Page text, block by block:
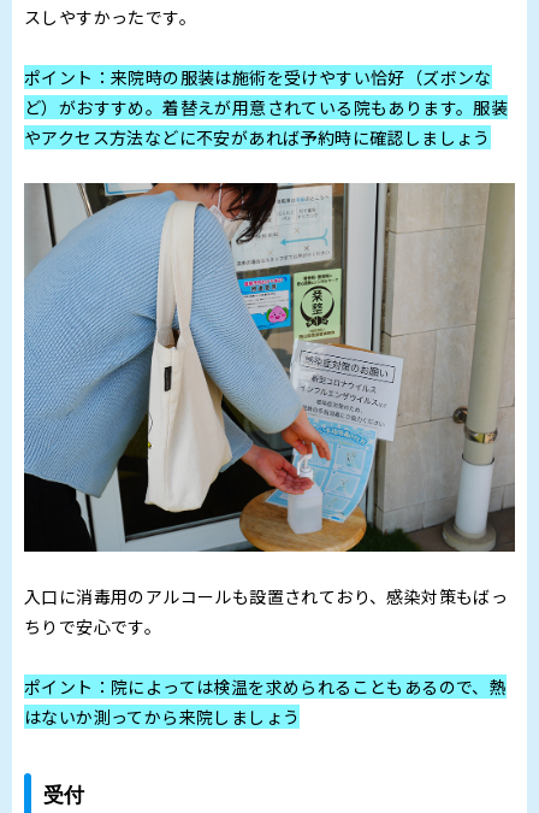
スしやすかったです。
ポイント：来院時の服装は施術を受けやすい恰好（ズボンな
ど）がおすすめ。着替えが用意されている院もあります。服装
やアクセス方法などに不安があれば予約時に確認しましょう
入口に消毒用のアルコールも設置されており、感染対策もばっ
ちりで安心です。
ポイント：院によっては検温を求められることもあるので、熱
はないか測ってから来院しましょう
受付